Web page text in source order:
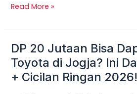
Dealer
Read More »
DP 20 Jutaan Bisa
Toyota di Jogja? Ini
+ Cicilan Ringan 2026!
DP
20
Jutaan